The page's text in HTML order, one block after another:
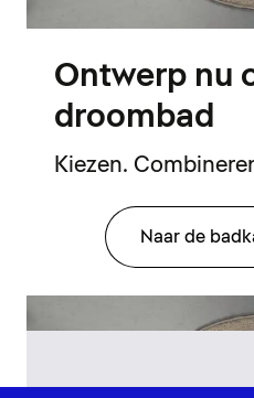
Ontwerp nu
droombad
Kiezen.
Naar de